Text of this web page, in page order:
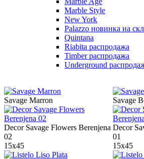
Marble Style
New York
Palazzo новинка на
Quintana
Riabita распродажа
Timber распродажа
Underground
Savage Marron Savage
Decor Savage Flowers Berenjena
02
15x45
Decor
01
15x45